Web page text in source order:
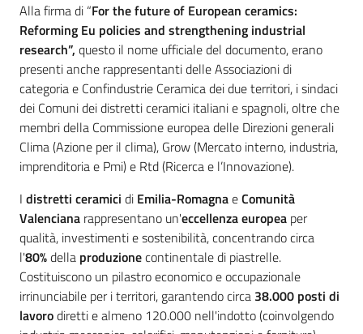
Alla firma di “For the future of European ceramics:
Reforming Eu policies and strengthening industrial
research”, questo il nome ufficiale del documento, erano
presenti anche rappresentanti delle Associazioni di
categoria e Confindustrie Ceramica dei due territori, i sindaci
dei Comuni dei distretti ceramici italiani e spagnoli, oltre che
membri della Commissione europea delle Direzioni generali
Clima (Azione per il clima), Grow (Mercato interno, industria,
imprenditoria e Pmi) e Rtd (Ricerca e l’Innovazione).
I distretti ceramici di Emilia-RomagnaeComunità
Valenciana rappresentano un'eccellenza europea per
qualità, investimenti e sostenibilità, concentrando circa
l'80%della produzionecontinentale di piastrelle.
Costituiscono un pilastro economico e occupazionale
irrinunciabile per i territori, garantendo circa 38.000 posti di
lavorodiretti e almeno 120.000 nell'indotto (coinvolgendo